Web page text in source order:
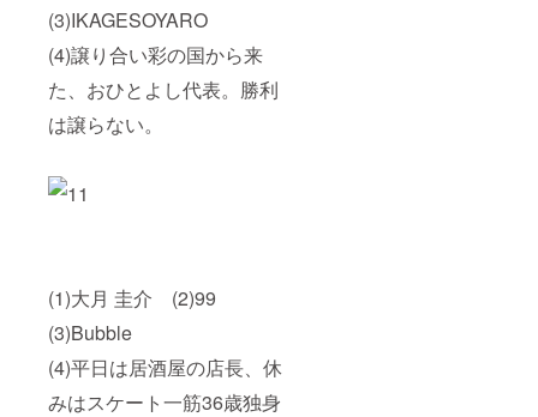
(3)IKAGESOYARO
(4)譲り合い彩の国から来
た、おひとよし代表。勝利
は譲らない。
(1)大月 圭介 (2)99
(3)Bubble
(4)平日は居酒屋の店長、休
みはスケート一筋36歳独身